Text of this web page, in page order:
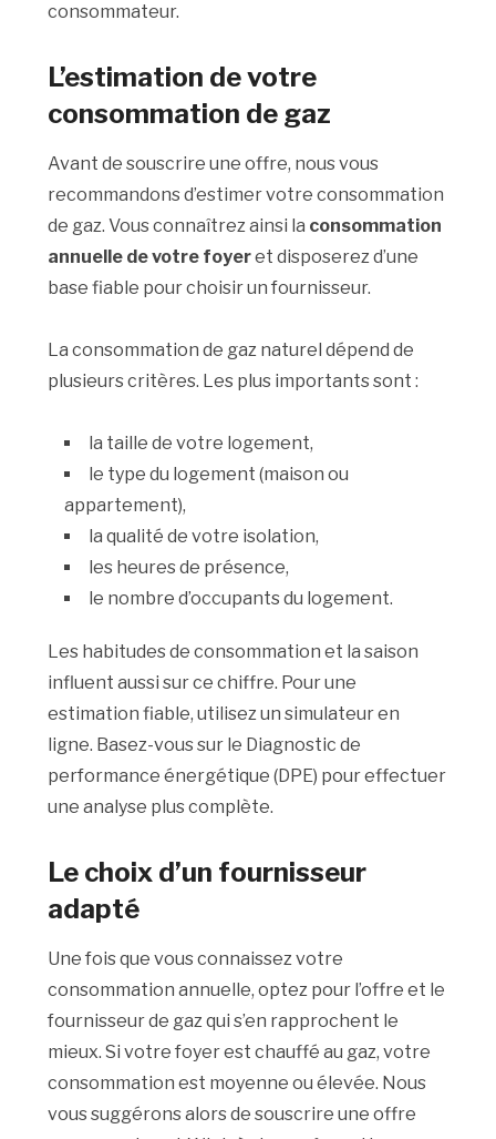
consommateur.
L’estimation de votre
consommation de gaz
Avant de souscrire une offre, nous vous
recommandons d’estimer votre consommation
de gaz. Vous connaîtrez ainsi la consommation
annuelle de votre foyeret disposerez d’une
base fiable pour choisir un fournisseur.
La consommation de gaz naturel dépend de
plusieurs critères. Les plus importants sont :
la taille de votre logement,
le type du logement (maison ou
appartement),
la qualité de votre isolation,
les heures de présence,
le nombre d’occupants du logement.
Les habitudes de consommation et la saison
influent aussi sur ce chiffre. Pour une
estimation fiable, utilisez un simulateur en
ligne. Basez-vous sur le Diagnostic de
performance énergétique (DPE) pour effectuer
une analyse plus complète.
Le choix d’un fournisseur
adapté
Une fois que vous connaissez votre
consommation annuelle, optez pour l’offre et le
fournisseur de gaz qui s’en rapprochent le
mieux. Si votre foyer est chauffé au gaz, votre
consommation est moyenne ou élevée. Nous
vous suggérons alors de souscrire une offre